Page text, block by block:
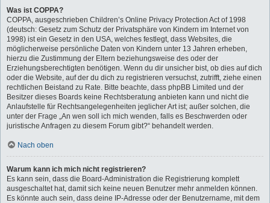
Was ist COPPA?
COPPA, ausgeschrieben Children’s Online Privacy Protection Act of 1998
(deutsch: Gesetz zum Schutz der Privatsphäre von Kindern im Internet von
1998) ist ein Gesetz in den USA, welches festlegt, dass Websites, die
möglicherweise persönliche Daten von Kindern unter 13 Jahren erheben,
hierzu die Zustimmung der Eltern beziehungsweise des oder der
Erziehungsberechtigten benötigen. Wenn du dir unsicher bist, ob dies auf dich
oder die Website, auf der du dich zu registrieren versuchst, zutrifft, ziehe einen
rechtlichen Beistand zu Rate. Bitte beachte, dass phpBB Limited und der
Besitzer dieses Boards keine Rechtsberatung anbieten kann und nicht die
Anlaufstelle für Rechtsangelegenheiten jeglicher Art ist; außer solchen, die
unter der Frage „An wen soll ich mich wenden, falls es Beschwerden oder
juristische Anfragen zu diesem Forum gibt?“ behandelt werden.
Nach oben
Warum kann ich mich nicht registrieren?
Es kann sein, dass die Board-Administration die Registrierung komplett
ausgeschaltet hat, damit sich keine neuen Benutzer mehr anmelden können.
Es könnte auch sein, dass deine IP-Adresse oder der Benutzername, mit dem